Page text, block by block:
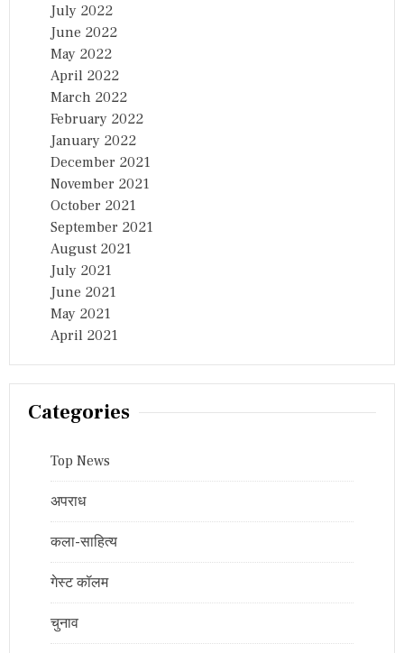
July 2022
June 2022
May 2022
April 2022
March 2022
February 2022
January 2022
December 2021
November 2021
October 2021
September 2021
August 2021
July 2021
June 2021
May 2021
April 2021
Categories
Top News
अपराध
कला-साहित्य
गेस्ट कॉलम
चुनाव